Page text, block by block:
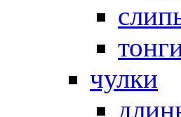
чулки